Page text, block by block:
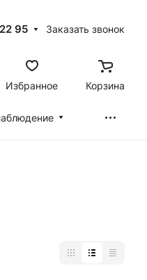
95 Заказать звонок
Избранное Корзина